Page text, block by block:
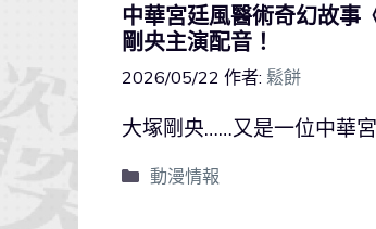
中華宮廷風醫術奇幻故事
剛央主演配音！
2026/05/22 作者: 鬆餅
大塚剛央……又是一位中華
動漫情報